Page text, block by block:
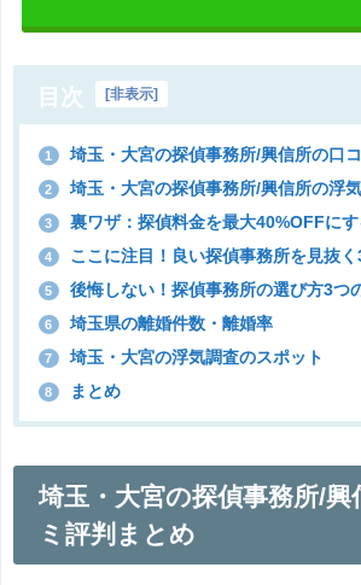
目次 非表示
1 埼玉・大宮の探偵事務所/興信所の口
2 埼玉・大宮の探偵事務所/興信所の浮
3 裏ワザ：探偵料金を最大40%OFFに
4 ここに注目！良い探偵事務所を見抜
5 後悔しない！探偵事務所の選び方3つ
6 埼玉県の離婚件数・離婚率
7 埼玉・大宮の浮気調査のスポット
8 まとめ
埼玉・大宮の探偵事務所/興
ミ評判まとめ